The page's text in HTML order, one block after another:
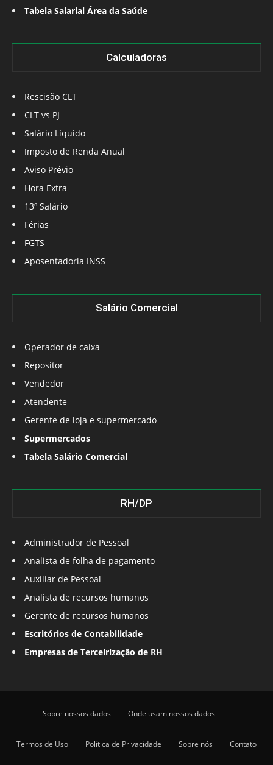
Tabela Salarial Área da Saúde
Calculadoras
Rescisão CLT
CLT vs PJ
Salário Líquido
Imposto de Renda Anual
Aviso Prévio
Hora Extra
13º Salário
Férias
FGTS
Aposentadoria INSS
Salário Comercial
Operador de caixa
Repositor
Vendedor
Atendente
Gerente de loja e supermercado
Supermercados
Tabela Salário Comercial
RH/DP
Administrador de Pessoal
Analista de folha de pagamento
Auxiliar de Pessoal
Analista de recursos humanos
Gerente de recursos humanos
Escritórios de Contabilidade
Empresas de Terceirização de RH
Sobre nossos dados Onde usam nossos dados
Termos de Uso Política de Privacidade Sobre nós Contato